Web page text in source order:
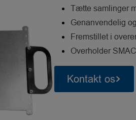
Tætte samlinger
Genanvendelig
Fremstillet i
Overholder
Kontakt os